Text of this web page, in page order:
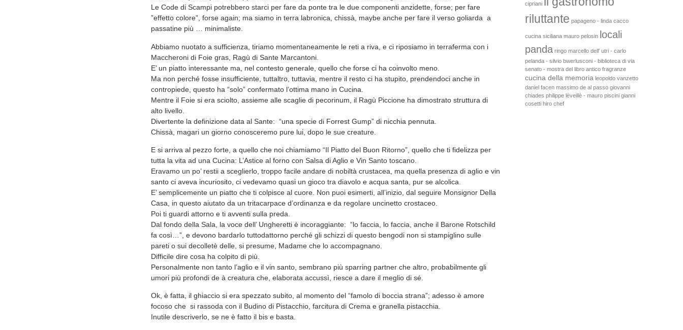
Le Code di Scampi potrebbero starci per fare da ponte tra le due componenti anzidette, forse; per fare
”effetto colore”, forse again; ma siamo in terra labronica, chissà, maybe anche per fare il verso goliarda a
passatine più … minimaliste.
Abbiamo nuotato a sufficienza, tiriamo momentaneamente le reti a riva, e ci riposiamo in terraferma con i
Maccheroni di Foie gras, Ragù di Sante Marcantoni.
E’ un piatto interessante ma, nel contesto generale, quello che forse ci ha coinvolto meno.
Ma non perché fosse insufficiente, tuttaltro, tuttavia, mentre il resto ci ha stupito, prendendoci anche in
contropiede, questo ha “solo” confermato l’ottima mano in Cucina.
Mentre il Foie si era sciolto, assieme alle scaglie di pecorinum, il Ragù Piccione ha dimostrato struttura di
alto livello.
Divertente la definizione data al Sante: “una specie di Forrest Gump” di nicchia pennuta.
Chissà, magari un giorno conosceremo pure lui, dopo le sue creature.
E si arriva al pezzo forte, a quello che noi chiamiamo “Il Piatto del Buon Ritorno”, quello che ti fidelizza per
tutta la vita ad una Cucina: L’Astice al forno con Salsa di Aglio e Vin Santo toscano.
Eravamo un po’ restii a sceglierlo, troppo facile andare di nobiltà crustacea, ma quella presenza di aglio e vin
santo ci aveva incuriosito, ci vedevamo quasi un gioco tra diavolo e acqua santa, pur se alcolica.
E’ semplicemente un piatto che ti colpisce al cuore. Non puoi esimerti, all’inizio, dal seguire Monsignor Della
Casa, in questo aiutato da un tritacarpace d’ordinanza e da regolare uncinetto crostaceo.
Poi ti guardi attorno e ti avventi sulla preda.
Dal fondo della Sala, la voce dell’ Ungheretti è incoraggiante: “lo faccia, lo faccia, anche il Barone Rotschild
fa così…”, e devono bardarlo tuttodattorno perché gli schizzi di questo bengodi non si stampiglino sulle
pareti o sui decolletè delle, si presume, Madame che lo accompagnano.
Difficile dire cosa ha colpito di più.
Personalmente non tanto l’aglio e il vin santo, sembrano più sparring partner che altro, probabilmente gli
umori più profondi de à creatura che, elaborata accussì, riesce a dare il meglio di sé.
Ok, è fatta, il ghiaccio si era spezzato subito, al momento del “famolo di boccia strana”; adesso è amore
focoso che si rassoda con il Budino di Pistacchio, farcitura di Crema e granella pistacchia.
Inutile descriverlo, se ne è fatto il bis e basta.
cipriani
riluttante papageno - linda cacco
cucina siciliana mauro pelosin
locali
panda ringo marcello dell' utri - carlo
pelanda - silvio bwerlusconi - biblioteca di via
senato - mostra del libro antico fragranze
cucina della memoria leopoldo vanzetto
daniel facen massimo de al passo giovanni
chiades philippe lèveillè - mauro piscini gianni
cosetti hiro chef